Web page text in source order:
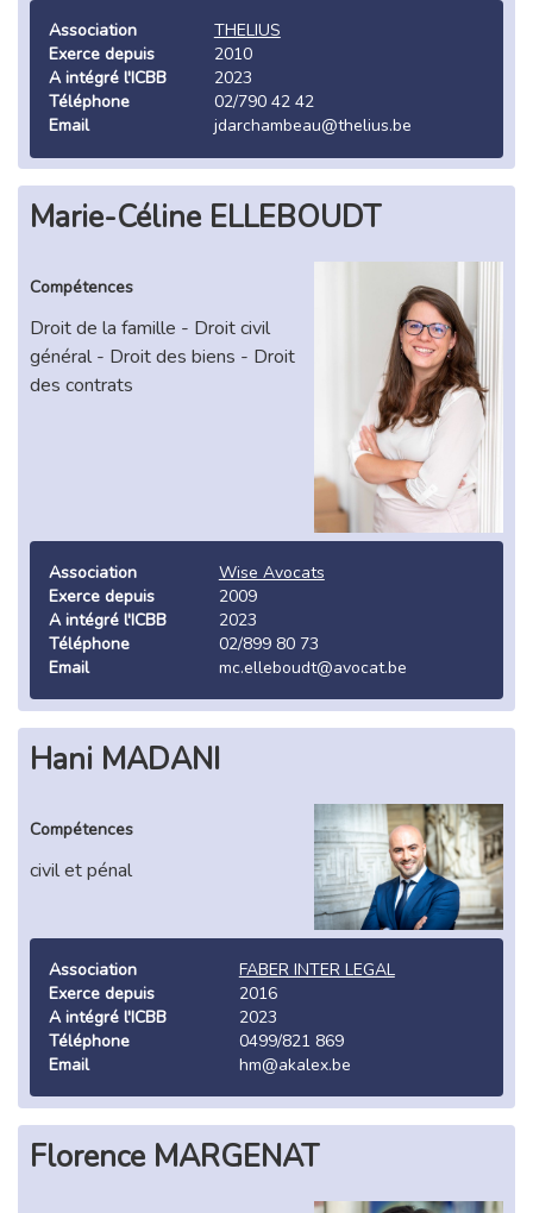
Association
THELIUS
Exerce depuis
2010
A intégré l'ICBB
2023
Téléphone
02/790 42 42
Email
jdarchambeau@thelius.be
Marie-Céline ELLEBOUDT
Compétences
Droit de la famille - Droit civil
général - Droit des biens - Droit
des contrats
Association
Wise Avocats
Exerce depuis
2009
A intégré l'ICBB
2023
Téléphone
02/899 80 73
Email
mc.elleboudt@avocat.be
Hani MADANI
Compétences
civil et pénal
Association
FABER INTER LEGAL
Exerce depuis
2016
A intégré l'ICBB
2023
Téléphone
0499/821 869
Email
hm@akalex.be
Florence MARGENAT